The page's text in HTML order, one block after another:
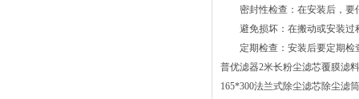
密封性检查：在安装后，要
避免损坏：在搬动或安装过
定期检查：安装后要定期检
普优滤器2米长粉尘滤芯覆膜滤
165*300法兰式除尘滤芯除尘滤